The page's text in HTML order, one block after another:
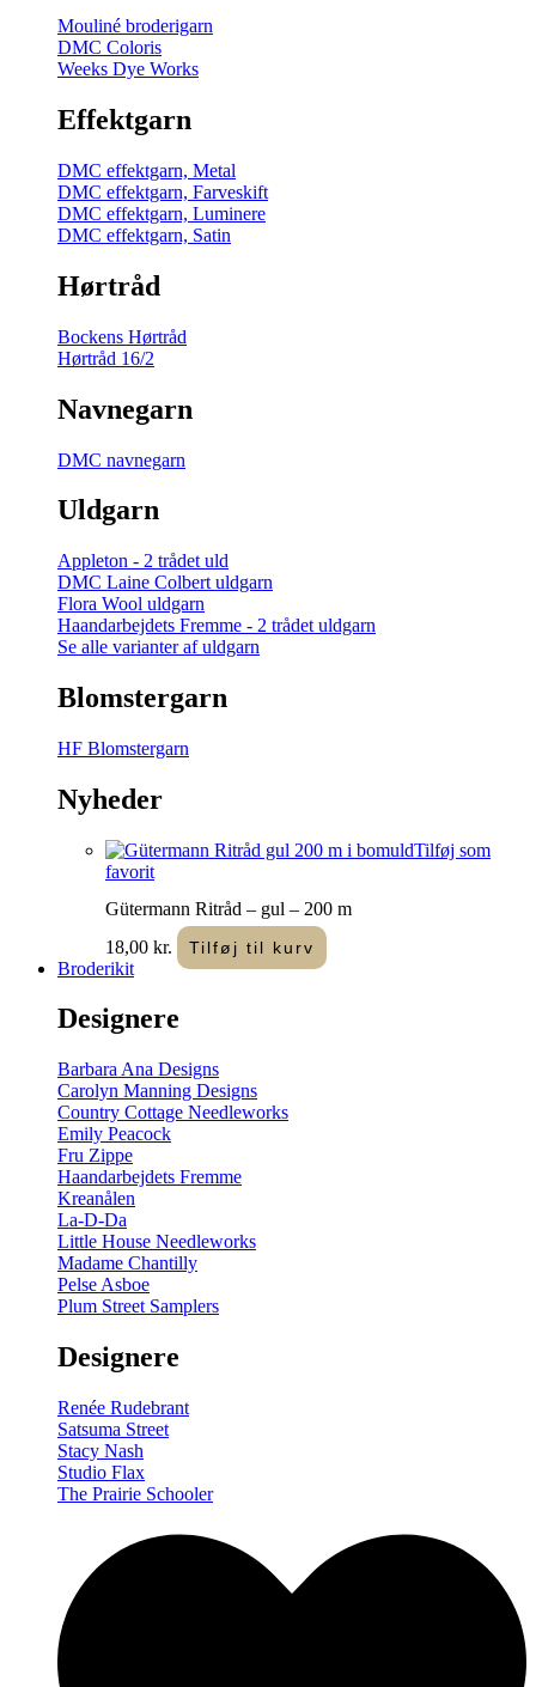
Mouliné broderigarn
DMC Coloris
Weeks Dye Works
Effektgarn
DMC effektgarn, Metal
DMC effektgarn, Farveskift
DMC effektgarn, Luminere
DMC effektgarn, Satin
Hørtråd
Bockens Hørtråd
Hørtråd 16/2
Navnegarn
DMC navnegarn
Uldgarn
Appleton - 2 trådet uld
DMC Laine Colbert uldgarn
Flora Wool uldgarn
Haandarbejdets Fremme - 2 trådet uldgarn
Se alle varianter af uldgarn
Blomstergarn
HF Blomstergarn
Nyheder
Tilføj som
favorit
Gütermann Ritråd – gul – 200 m
18,00 kr. Tilføj til kurv
Broderikit
Designere
Barbara Ana Designs
Carolyn Manning Designs
Country Cottage Needleworks
Emily Peacock
Fru Zippe
Haandarbejdets Fremme
Kreanålen
La-D-Da
Little House Needleworks
Madame Chantilly
Pelse Asboe
Plum Street Samplers
Designere
Renée Rudebrant
Satsuma Street
Stacy Nash
Studio Flax
The Prairie Schooler